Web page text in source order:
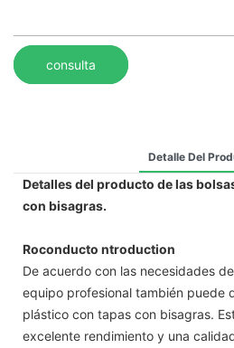
consulta
Detalle Del
Detalles del producto de las
con bisagras.
Roconducto ntroduction
De acuerdo con las necesidades
equipo profesional también puede
plástico con tapas con bisagras.
excelente rendimiento y una